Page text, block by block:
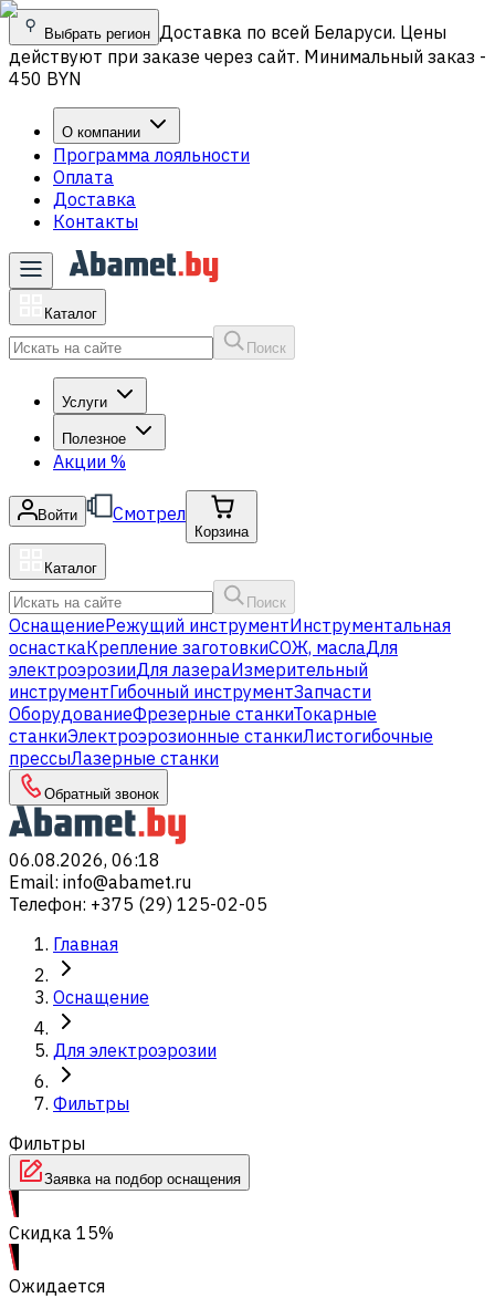
Выбрать регион Доставка по всей Беларуси. Цены
действуют при заказе через сайт. Минимальный заказ -
450 BYN
О компании
Программа лояльности
Оплата
Доставка
Контакты
Каталог
Поиск
Услуги
Полезное
Акции %
Войти Смотрел
Корзина
Каталог
Поиск
ОснащениеРежущий инструментИнструментальная
оснасткаКрепление заготовкиСОЖ, маслаДля
электроэрозииДля лазераИзмерительный
инструментГибочный инструментЗапчасти
ОборудованиеФрезерные станкиТокарные
станкиЭлектроэрозионные станкиЛистогибочные
прессыЛазерные станки
Обратный звонок
06.08.2026, 06:18
Email: info@abamet.ru
Телефон: +375 (29) 125-02-05
Главная
Оснащение
Для электроэрозии
Фильтры
Фильтры
Заявка на подбор оснащения
Скидка 15%
Ожидается